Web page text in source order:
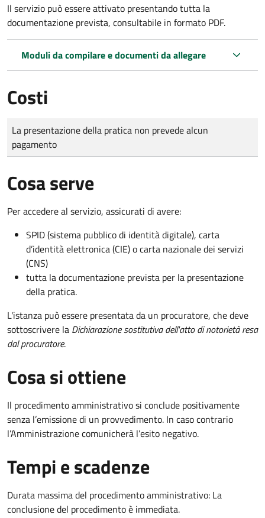
Il servizio può essere attivato presentando tutta la
documentazione prevista, consultabile in formato PDF.
Moduli da compilare e documenti da allegare
Costi
Tipo di pagamento
Importo
La presentazione della pratica non prevede alcun
pagamento
Cosa serve
Per accedere al servizio, assicurati di avere:
SPID (sistema pubblico di identità digitale), carta
d’identità elettronica (CIE) o carta nazionale dei servizi
(CNS)
tutta la documentazione prevista per la presentazione
della pratica.
L'istanza può essere presentata da un procuratore, che deve
sottoscrivere la Dichiarazione sostitutiva dell'atto di notorietà resa
dal procuratore.
Cosa si ottiene
Il procedimento amministrativo si conclude positivamente
senza l’emissione di un provvedimento. In caso contrario
l’Amministrazione comunicherà l’esito negativo.
Tempi e scadenze
Durata massima del procedimento amministrativo: La
conclusione del procedimento è immediata.